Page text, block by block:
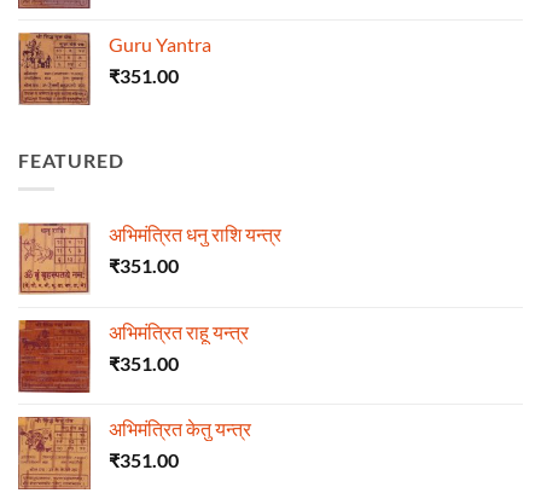
Guru Yantra
₹351.00
FEATURED
अभिमंत्रित धनु राशि यन्त्र
₹351.00
अभिमंत्रित राहू यन्त्र
₹351.00
अभिमंत्रित केतु यन्त्र
₹351.00